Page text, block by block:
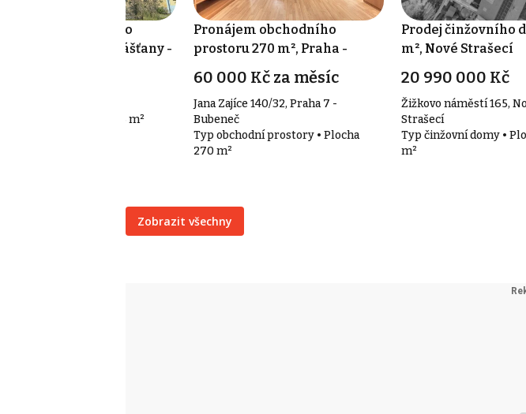
nemovitosti pro
105 m², Chrášťany -
ubytování • Plocha 105 m²
Pronájem obchodního
prostoru 270 m², Praha -
60 000 Kč za měsíc
Jana Zajíce 140/32, Praha 7 -
Bubeneč
Typ obchodní prostory • Plocha
270 m²
Prodej činžovního
m², Nové Strašecí
20 990 000 Kč
Žižkovo náměstí 165,
Strašecí
Typ činžovní domy •
m²
Zobrazit všechny